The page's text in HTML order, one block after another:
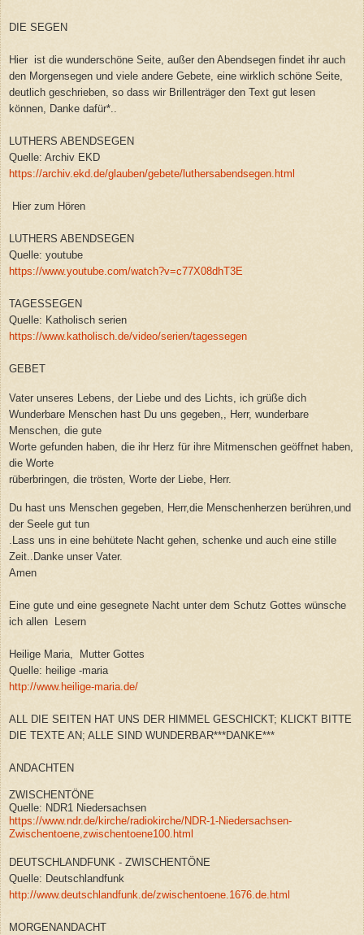
DIE SEGEN
Hier ist die wunderschöne Seite, außer den Abendsegen findet ihr auch
den Morgensegen und viele andere Gebete, eine wirklich schöne Seite,
deutlich geschrieben, so dass wir Brillenträger den Text gut lesen
können, Danke dafür*..
LUTHERS ABENDSEGEN
Quelle: Archiv EKD
https://archiv.ekd.de/glauben/gebete/luthersabendsegen.html
Hier zum Hören
LUTHERS ABENDSEGEN
Quelle: youtube
https://www.youtube.com/watch?v=c77X08dhT3E
TAGESSEGEN
Quelle: Katholisch serien
https://www.katholisch.de/video/serien/tagessegen
GEBET
Vater unseres Lebens, der Liebe und des Lichts, ich grüße dich
Wunderbare Menschen hast Du uns gegeben,, Herr, wunderbare
Menschen, die gute
Worte gefunden haben, die ihr Herz für ihre Mitmenschen geöffnet haben,
die Worte
rüberbringen, die trösten, Worte der Liebe, Herr.
Du hast uns Menschen gegeben, Herr,die Menschenherzen berühren,und
der Seele gut tun
.Lass uns in eine behütete Nacht gehen, schenke und auch eine stille
Zeit..Danke unser Vater.
Amen
Eine gute und eine gesegnete Nacht unter dem Schutz Gottes wünsche
ich allen Lesern
Heilige Maria, Mutter Gottes
Quelle: heilige -maria
http://www.heilige-maria.de/
ALL DIE SEITEN HAT UNS DER HIMMEL GESCHICKT; KLICKT BITTE
DIE TEXTE AN; ALLE SIND WUNDERBAR***DANKE***
ANDACHTEN
ZWISCHENTÖNE
Quelle: NDR1 Niedersachsen
https://www.ndr.de/kirche/radiokirche/NDR-1-Niedersachsen-
Zwischentoene,zwischentoene100.html
DEUTSCHLANDFUNK - ZWISCHENTÖNE
Quelle: Deutschlandfunk
http://www.deutschlandfunk.de/zwischentoene.1676.de.html
MORGENANDACHT